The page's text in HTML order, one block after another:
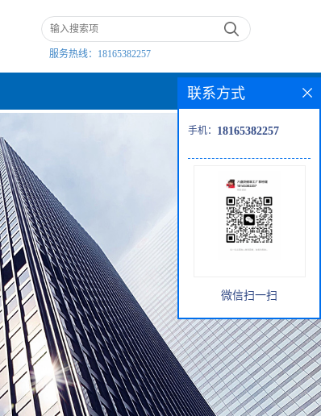
服务热线： 18165382257
联系方式
手机： 18165382257
微信扫一扫